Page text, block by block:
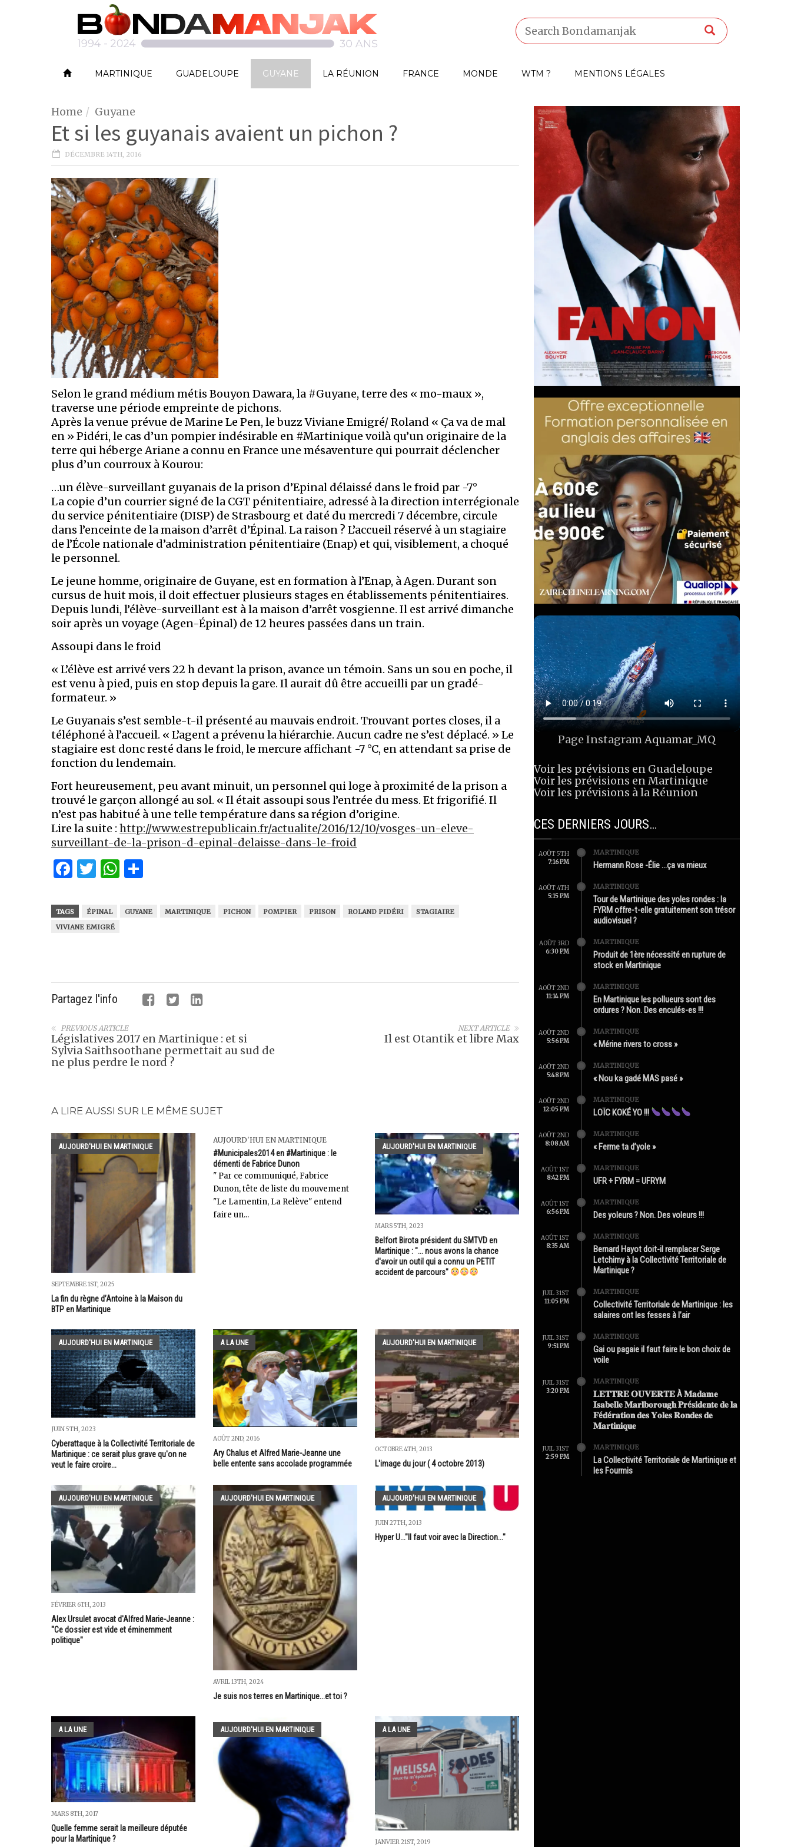
MARTINIQUE GUADELOUPE GUYANE LA RÉUNION FRANCE MONDE WTM ? MENTIONS LÉGALES
Home Guyane
Et si les guyanais avaient un pichon ?
DÉCEMBRE 14TH, 2016
Selon le grand médium métis Bouyon Dawara, la #Guyane, terre des « mo-maux »,
traverse une période empreinte de pichons.
Après la venue prévue de Marine Le Pen, le buzz Viviane Emigré/ Roland « Ça va de mal
en » Pidéri, le cas d’un pompier indésirable en #Martinique voilà qu’un originaire de la
terre qui héberge Ariane a connu en France une mésaventure qui pourrait déclencher
plus d’un courroux à Kourou:
…un élève-surveillant guyanais de la prison d’Epinal délaissé dans le froid par -7°
La copie d’un courrier signé de la CGT pénitentiaire, adressé à la direction interrégionale
du service pénitentiaire (DISP) de Strasbourg et daté du mercredi 7 décembre, circule
dans l’enceinte de la maison d’arrêt d’Épinal. La raison ? L’accueil réservé à un stagiaire
de l’École nationale d’administration pénitentiaire (Enap) et qui, visiblement, a choqué
le personnel.
Le jeune homme, originaire de Guyane, est en formation à l’Enap, à Agen. Durant son
cursus de huit mois, il doit effectuer plusieurs stages en établissements pénitentiaires.
Depuis lundi, l’élève-surveillant est à la maison d’arrêt vosgienne. Il est arrivé dimanche
soir après un voyage (Agen-Épinal) de 12 heures passées dans un train.
Assoupi dans le froid
« L’élève est arrivé vers 22 h devant la prison, avance un témoin. Sans un sou en poche, il
est venu à pied, puis en stop depuis la gare. Il aurait dû être accueilli par un gradé-
formateur. »
Le Guyanais s’est semble-t-il présenté au mauvais endroit. Trouvant portes closes, il a
téléphoné à l’accueil. « L’agent a prévenu la hiérarchie. Aucun cadre ne s’est déplacé. » Le
stagiaire est donc resté dans le froid, le mercure affichant -7 °C, en attendant sa prise de
fonction du lendemain.
Fort heureusement, peu avant minuit, un personnel qui loge à proximité de la prison a
trouvé le garçon allongé au sol. « Il était assoupi sous l’entrée du mess. Et frigorifié. Il
n’est pas habitué à une telle température dans sa région d’origine.
Lire la suite : http://www.estrepublicain.fr/actualite/2016/12/10/vosges-un-eleve-
surveillant-de-la-prison-d-epinal-delaisse-dans-le-froid
Facebook
Twitter
WhatsApp
TAGS ÉPINAL GUYANE MARTINIQUE PICHON POMPIER PRISON ROLAND PIDÉRI
STAGIAIRE
VIVIANE EMIGRÉ
Partagez l'info
NEXT ARTICLE
Il est Otantik et libre Max
PREVIOUS ARTICLE
Législatives 2017 en Martinique : et si
Sylvia Saithsoothane permettait au sud de
ne plus perdre le nord ?
A LIRE AUSSI SUR LE MÊME SUJET
AUJOURD'HUI EN MARTINIQUE
SEPTEMBRE 1ST, 2025
La fin du règne d’Antoine à la Maison du
BTP en Martinique
AUJOURD'HUI EN MARTINIQUE
#Municipales2014 en #Martinique : le
démenti de Fabrice Dunon
" Par ce communiqué, Fabrice
Dunon, tête de liste du mouvement
"Le Lamentin, La Relève" entend
faire un...
AUJOURD'HUI EN MARTINIQUE
MARS 5TH, 2023
Belfort Birota président du SMTVD en
Martinique : "... nous avons la chance
d'avoir un outil qui a connu un PETIT
accident de parcours"
AUJOURD'HUI EN MARTINIQUE
JUIN 5TH, 2023
Cyberattaque à la Collectivité Territoriale de
Martinique : ce serait plus grave qu'on ne
veut le faire croire...
A LA UNE
AOÛT 2ND, 2016
Ary Chalus et Alfred Marie-Jeanne une
belle entente sans accolade programmée
AUJOURD'HUI EN MARTINIQUE
OCTOBRE 4TH, 2013
L'image du jour ( 4 octobre 2013)
AUJOURD'HUI EN MARTINIQUE
FÉVRIER 6TH, 2013
Alex Ursulet avocat d'Alfred Marie-Jeanne :
"Ce dossier est vide et éminemment
politique"
AUJOURD'HUI EN MARTINIQUE
AVRIL 13TH, 2024
Je suis nos terres en Martinique...et toi ?
AUJOURD'HUI EN MARTINIQUE
JUIN 27TH, 2013
Hyper U..."Il faut voir avec la Direction..."
A LA UNE
MARS 8TH, 2017
Quelle femme serait la meilleure députée
pour la Martinique ?
AUJOURD'HUI EN MARTINIQUE A LA UNE
JANVIER 21ST, 2019
Page InstagramAquamar_MQ
Voir les prévisions en Guadeloupe
Voir les prévisions en Martinique
Voir les prévisions à la Réunion
CES DERNIERS JOURS…
AOÛT 5TH
7:16 PM
MARTINIQUE
Hermann Rose -Élie …ça va mieux
AOÛT 4TH
5:15 PM
MARTINIQUE
Tour de Martinique des yoles rondes : la
FYRM offre-t-elle gratuitement son trésor
audiovisuel ?
AOÛT 3RD
6:30 PM
MARTINIQUE
Produit de 1ère nécessité en rupture de
stock en Martinique
AOÛT 2ND
11:14 PM
MARTINIQUE
En Martinique les pollueurs sont des
ordures ? Non. Des enculés-es !!!
AOÛT 2ND
5:56 PM
MARTINIQUE
« Mérine rivers to cross »
AOÛT 2ND
5:48 PM
MARTINIQUE
« Nou ka gadé MAS pasé »
AOÛT 2ND
12:05 PM
MARTINIQUE
LOÏC KOKÉ YO !!!
AOÛT 2ND
8:08 AM
MARTINIQUE
« Ferme ta d’yole »
AOÛT 1ST
8:42 PM
MARTINIQUE
UFR + FYRM = UFRYM
AOÛT 1ST
6:56 PM
MARTINIQUE
Des yoleurs ? Non. Des voleurs !!!
AOÛT 1ST
8:35 AM
MARTINIQUE
Bernard Hayot doit-il remplacer Serge
Letchimy à la Collectivité Territoriale de
Martinique ?
JUIL 31ST
11:05 PM
MARTINIQUE
Collectivité Territoriale de Martinique : les
salaires ont les fesses à l’air
JUIL 31ST
9:51 PM
MARTINIQUE
Gai ou pagaie il faut faire le bon choix de
voile
JUIL 31ST
3:20 PM
MARTINIQUE
𝐋𝐄𝐓𝐓𝐑𝐄 𝐎𝐔𝐕𝐄𝐑𝐓𝐄 À 𝐌𝐚𝐝𝐚𝐦𝐞
𝐈𝐬𝐚𝐛𝐞𝐥𝐥𝐞 𝐌𝐚𝐫𝐥𝐛𝐨𝐫𝐨𝐮𝐠𝐡 𝐏𝐫é𝐬𝐢𝐝𝐞𝐧𝐭𝐞 𝐝𝐞 𝐥𝐚
𝐅é𝐝é𝐫𝐚𝐭𝐢𝐨𝐧 𝐝𝐞𝐬 𝐘𝐨𝐥𝐞𝐬 𝐑𝐨𝐧𝐝𝐞𝐬 𝐝𝐞
𝐌𝐚𝐫𝐭𝐢𝐧𝐢𝐪𝐮𝐞
JUIL 31ST
2:59 PM
MARTINIQUE
La Collectivité Territoriale de Martinique et
les Fourmis